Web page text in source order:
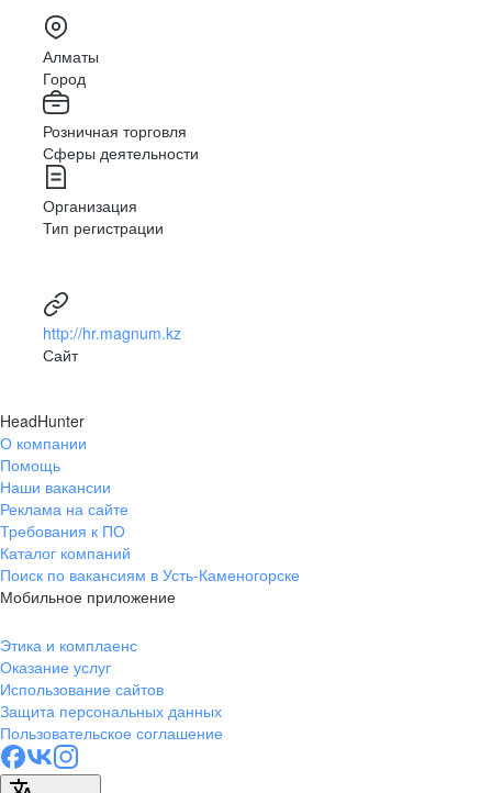
Алматы
Город
Розничная торговля
Сферы деятельности
Организация
Тип регистрации
http://hr.magnum.kz
Сайт
HeadHunter
О компании
Помощь
Наши вакансии
Реклама на сайте
Требования к ПО
Каталог компаний
Поиск по вакансиям в Усть-Каменогорске
Мобильное приложение
Этика и комплаенс
Оказание услуг
Использование сайтов
Защита персональных данных
Пользовательское соглашение